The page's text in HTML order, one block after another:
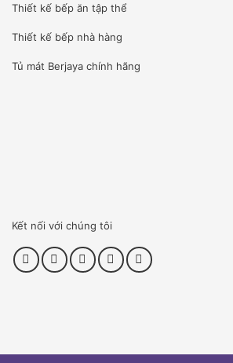
Thiết kế bếp ăn tập thể
Thiết kế bếp nhà hàng
Tủ mát Berjaya chính hãng
Kết nối với chúng tôi